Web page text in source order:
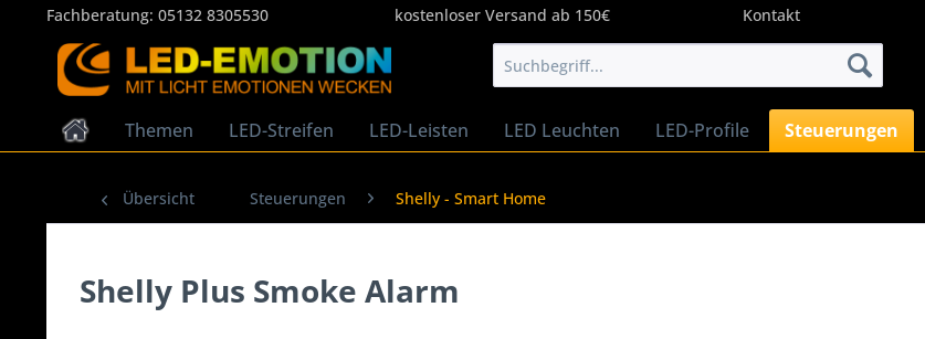
Fachberatung: 05132 8305530 kostenloser Versand ab 150€ Kontakt
Themen LED-Streifen LED-Leisten LED Leuchten LED-Profile Steuerungen
Übersicht Steuerungen Shelly - Smart Home
Shelly Plus Smoke Alarm